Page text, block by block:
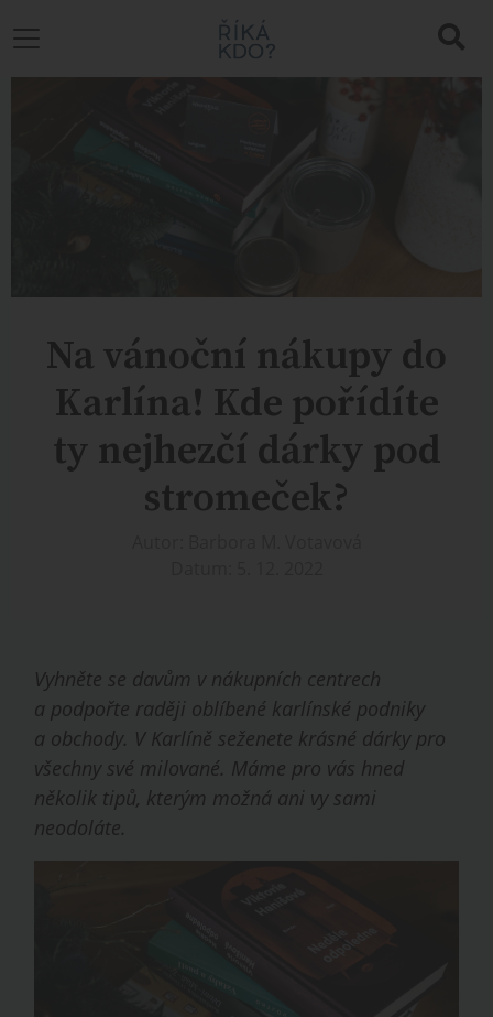
Na vánoční nákupy do
Karlína! Kde pořídíte
ty nejhezčí dárky pod
stromeček?
Vyhněte se davům v nákupních centrech
a podpořte raději oblíbené karlínské podniky
a obchody. V Karlíně seženete krásné dárky pro
všechny své milované. Máme pro vás hned
několik tipů, kterým možná ani vy sami
neodoláte.